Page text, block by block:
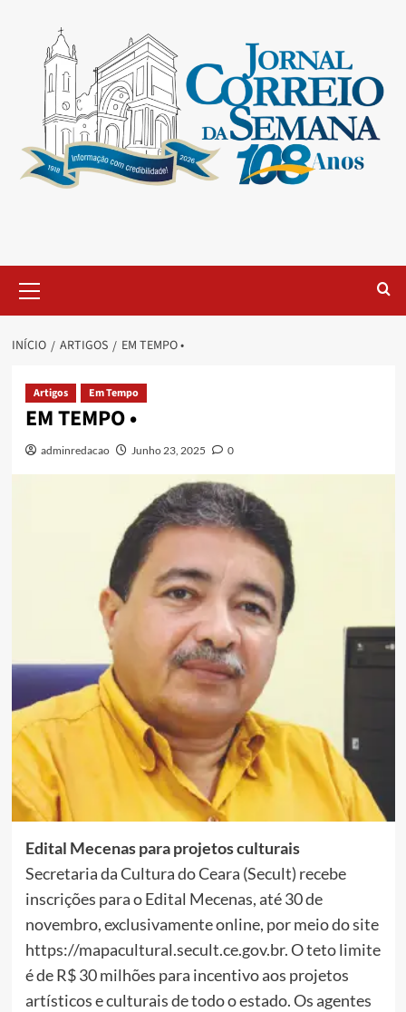
INÍCIO ARTIGOS EM TEMPO •
Artigos Em Tempo
EM TEMPO •
adminredacao Junho 23, 2025 0
Edital Mecenas para projetos culturais
Secretaria da Cultura do Ceara (Secult) recebe
inscrições para o Edital Mecenas, até 30 de
novembro, exclusivamente online, por meio do site
https://mapacultural.secult.ce.gov.br. O teto limite
é de R$ 30 milhões para incentivo aos projetos
artísticos e culturais de todo o estado. Os agentes